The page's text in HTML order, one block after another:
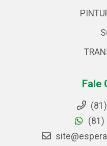
Fale
(81)